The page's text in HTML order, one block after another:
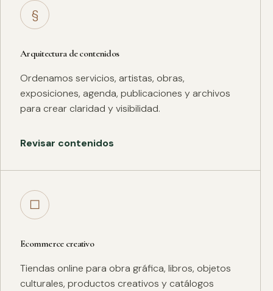
§
Arquitectura de contenidos
Ordenamos servicios, artistas, obras,
exposiciones, agenda, publicaciones y archivos
para crear claridad y visibilidad.
Revisar contenidos
□
Ecommerce creativo
Tiendas online para obra gráfica, libros, objetos
culturales, productos creativos y catálogos